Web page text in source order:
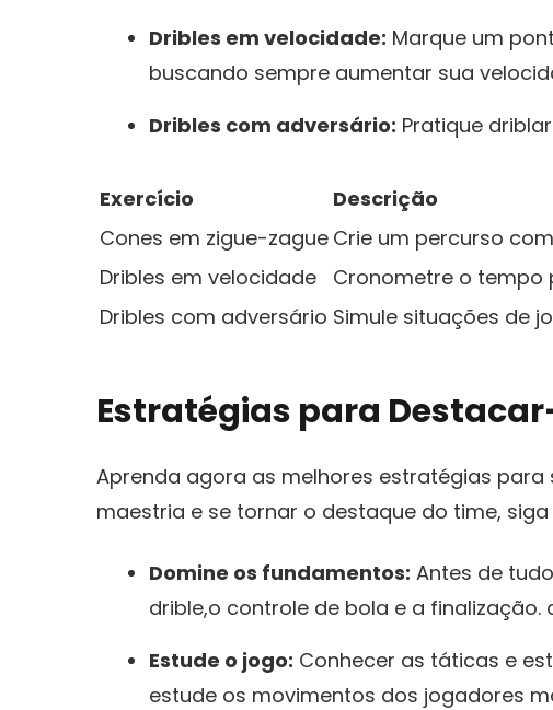
Dribles em velocidade: Marque‍ um​
buscando sempre aumentar⁢ sua
Dribles com adversário: Pratique
Exercício
Descrição
Cones em ⁢zigue-zague Crie um percurso
Dribles em velocidade
Cronometre o tempo
Dribles com adversário Simule situações de
Estratégias para
Aprenda agora as melhores estratégias
maestria e se tornar o ‍destaque do time,
Domine⁣ os fundamentos: Antes de
drible,o controle​ de bola e ​a
Estude o jogo: Conhecer as táticas e
estude os movimentos dos jogadores